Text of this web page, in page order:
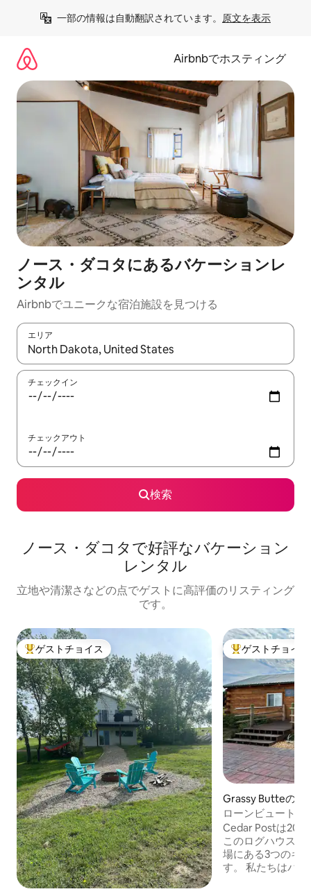
一部の情報は自動翻訳されています。 原文を表示
Airbnbでホスティング
ノース・ダコタにあるバケーションレ
ンタル
Airbnbでユニークな宿泊施設を見つける
エリア
検索結果が表示されたら、上下の矢印キーを使って移動するか
チェックイン
チェックアウト
検索
ノース・ダコタで好評なバケーション
レンタル
立地や清潔さなどの点でゲストに高評価のリスティング
です。
大好評のゲストチョイスです。
ゲストチョイス 大好評のゲスト
ゲストチョイス
Grassy Butteのロ
ローンビュート・
Cedar Postは
このログハウスは
場にある3つのキ
す。 私たちはバ